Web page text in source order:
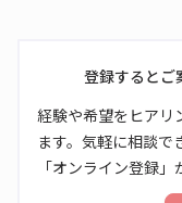
登録するとご
経験や希望をヒアリ
ます。気軽に相談で
「オンライン登録」